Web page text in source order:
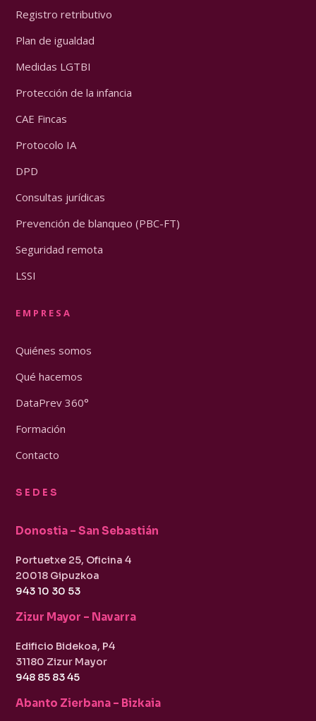
Registro retributivo
Plan de igualdad
Medidas LGTBI
Protección de la infancia
CAE Fincas
Protocolo IA
DPD
Consultas jurídicas
Prevención de blanqueo (PBC-FT)
Seguridad remota
LSSI
EMPRESA
Quiénes somos
Qué hacemos
DataPrev 360°
Formación
Contacto
SEDES
Donostia – San Sebastián
Portuetxe 25, Oficina 4
20018 Gipuzkoa
943 10 30 53
Zizur Mayor – Navarra
Edificio Bidekoa, P4
31180 Zizur Mayor
948 85 83 45
Abanto Zierbana – Bizkaia